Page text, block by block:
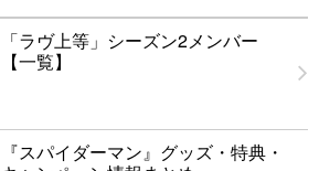
「ラヴ上等」シーズン2メンバー
【一覧】
『スパイダーマン』グッズ・特典・